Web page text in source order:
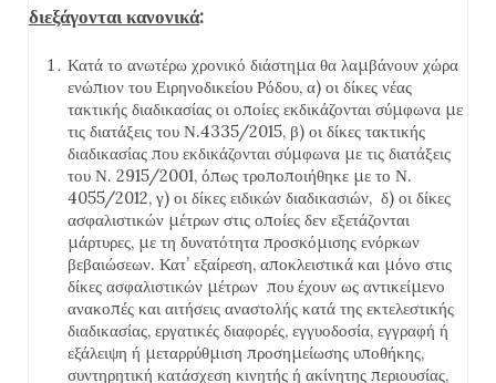
διεξάγονται κανονικά:
Κατά το ανωτέρω χρονικό διάστημα θα λαμβάνουν χώρα
ενώπιον του Ειρηνοδικείου Ρόδου, α) οι δίκες νέας
τακτικής διαδικασίας οι οποίες εκδικάζονται σύμφωνα με
τις διατάξεις του Ν.4335/2015, β) οι δίκες τακτικής
διαδικασίας που εκδικάζονται σύμφωνα με τις διατάξεις
του Ν. 2915/2001, όπως τροποποιήθηκε με το Ν.
4055/2012, γ) οι δίκες ειδικών διαδικασιών, δ) οι δίκες
ασφαλιστικών μέτρων στις οποίες δεν εξετάζονται
μάρτυρες, με τη δυνατότητα προσκόμισης ενόρκων
βεβαιώσεων. Κατ’ εξαίρεση, αποκλειστικά και μόνο στις
δίκες ασφαλιστικών μέτρων που έχουν ως αντικείμενο
ανακοπές και αιτήσεις αναστολής κατά της εκτελεστικής
διαδικασίας, εργατικές διαφορές, εγγυοδοσία, εγγραφή ή
εξάλειψη ή μεταρρύθμιση προσημείωσης υποθήκης,
συντηρητική κατάσχεση κινητής ή ακίνητης περιουσίας,